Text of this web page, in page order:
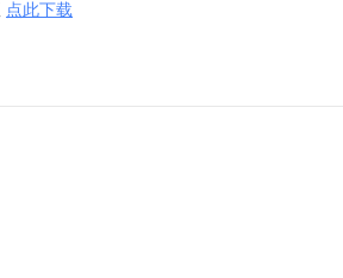
点此下载